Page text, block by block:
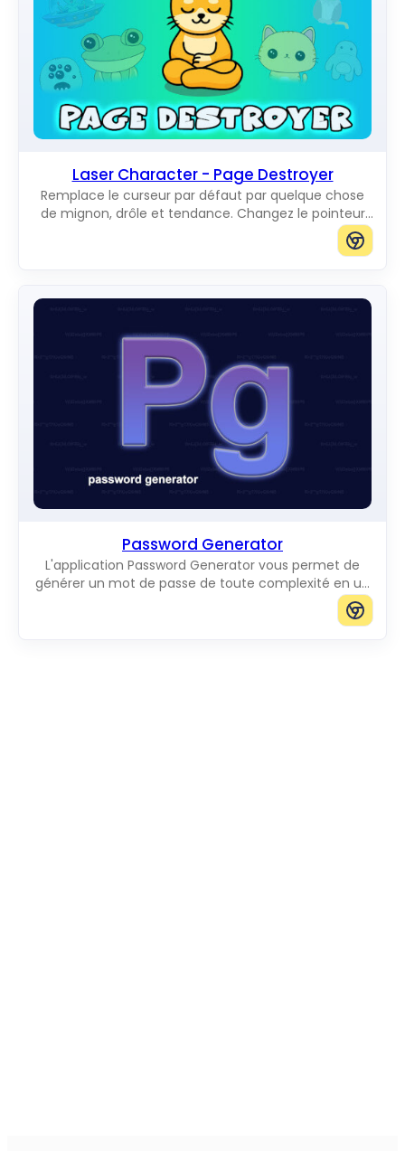
Laser Character - Page Destroyer
Remplace le curseur par défaut par quelque chose
de mignon, drôle et tendance. Changez le pointeur
de souris habituel pour d'incroyables Cute Cursors.
Password Generator
L'application Password Generator vous permet de
générer un mot de passe de toute complexité en un